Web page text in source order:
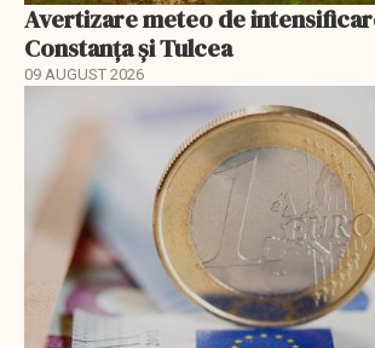
Avertizare meteo de
Constanța și Tulcea
09 AUGUST 2026